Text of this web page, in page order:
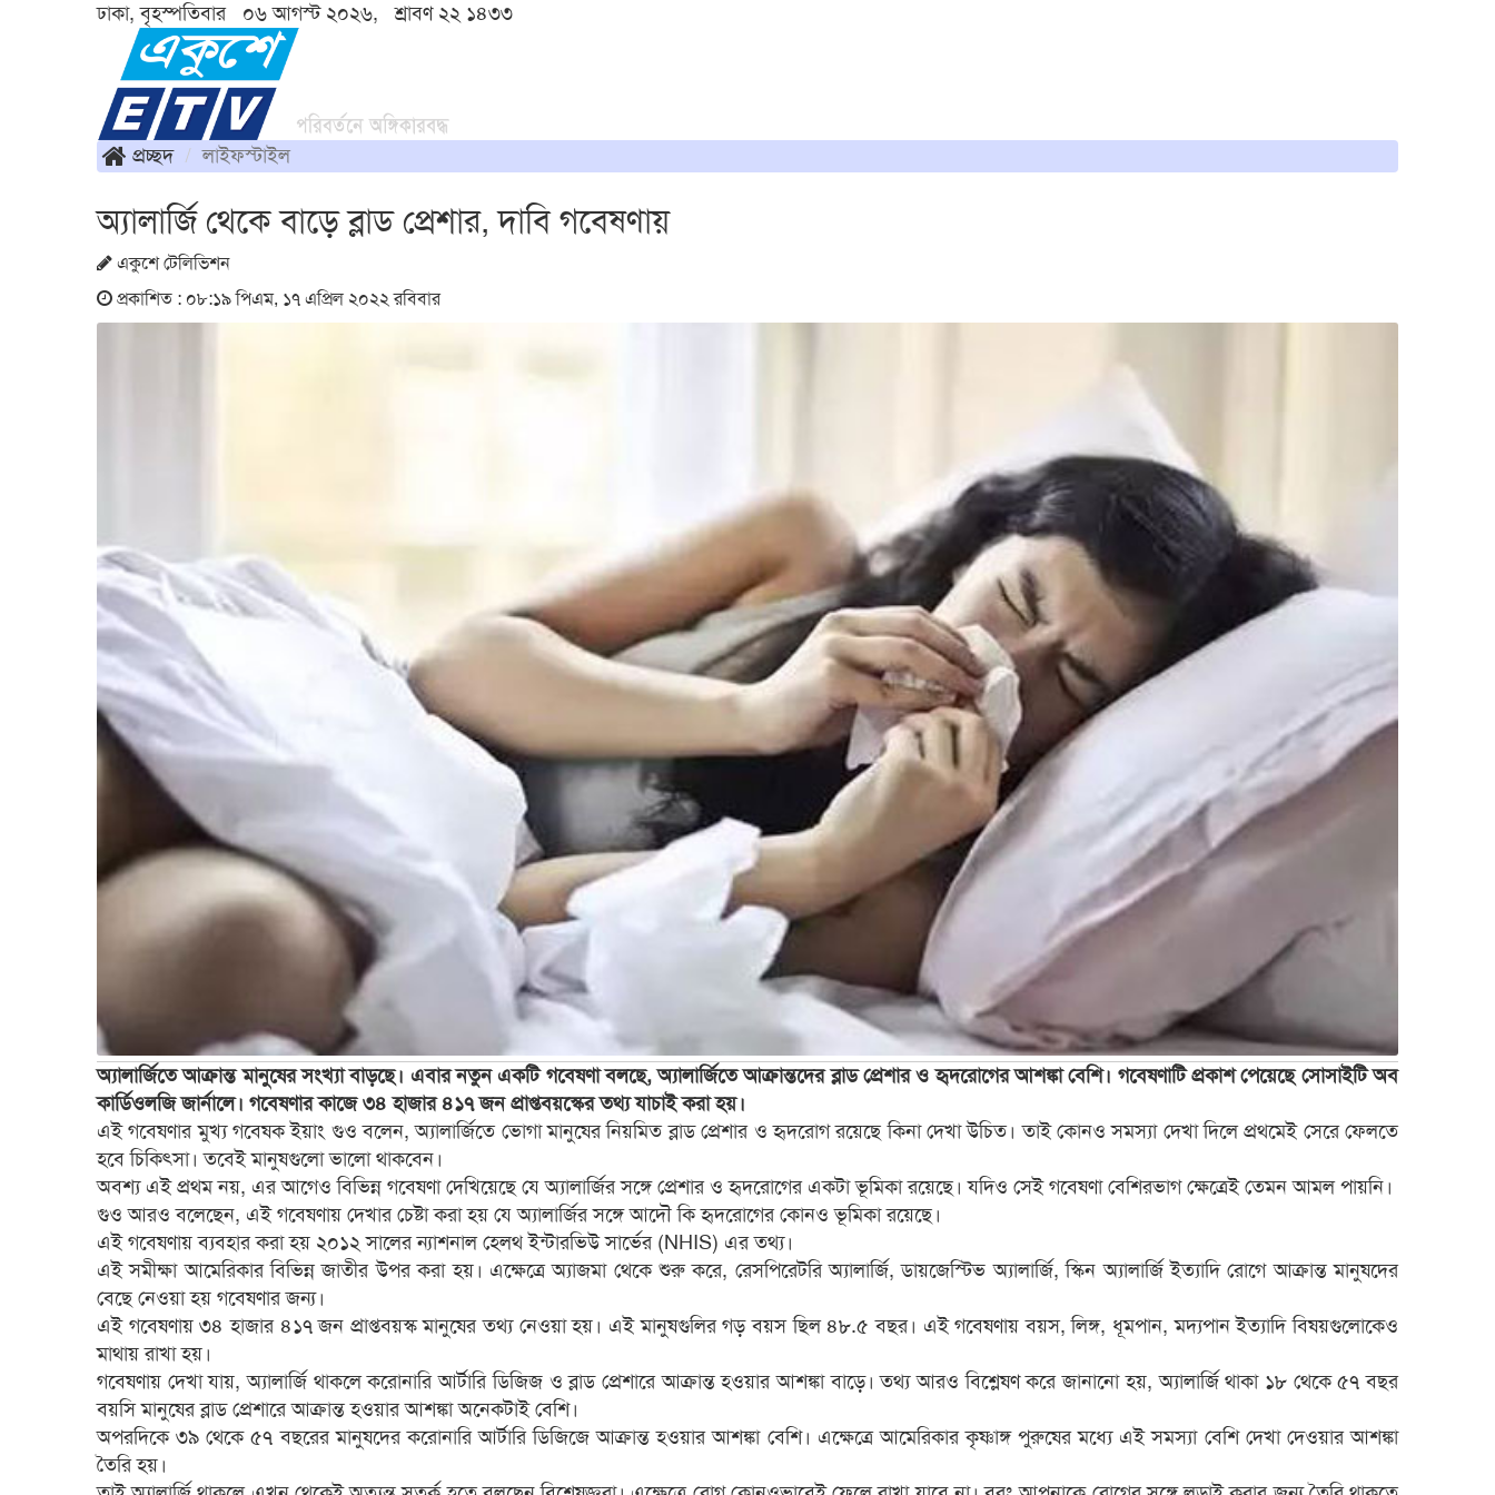
ঢাকা, বৃহস্পতিবার ০৬ আগস্ট ২০২৬, শ্রাবণ ২২ ১৪৩৩
প্রচ্ছদ লাইফস্টাইল
অ্যালার্জি থেকে বাড়ে ব্লাড প্রেশার, দাবি গবেষণায়
একুশে টেলিভিশন
প্রকাশিত : ০৮:১৯ পিএম, ১৭ এপ্রিল ২০২২ রবিবার
অ্যালার্জিতে আক্রান্ত মানুষের সংখ্যা বাড়ছে। এবার নতুন একটি গবেষণা বলছে, অ্যালার্জিতে আক্রান্তদের ব্লাড প্রেশার ও হৃদরোগের আশঙ্কা বেশি। গবেষণাটি প্রকাশ পেয়েছে সোসাইটি অব
কার্ডিওলজি জার্নালে। গবেষণার কাজে ৩৪ হাজার ৪১৭ জন প্রাপ্তবয়স্কের তথ্য যাচাই করা হয়।
এই গবেষণার মুখ্য গবেষক ইয়াং গুও বলেন, অ্যালার্জিতে ভোগা মানুষের নিয়মিত ব্লাড প্রেশার ও হৃদরোগ রয়েছে কিনা দেখা উচিত। তাই কোনও সমস্যা দেখা দিলে প্রথমেই সেরে ফেলতে
হবে চিকিৎসা। তবেই মানুষগুলো ভালো থাকবেন।
অবশ্য এই প্রথম নয়, এর আগেও বিভিন্ন গবেষণা দেখিয়েছে যে অ্যালার্জির সঙ্গে প্রেশার ও হৃদরোগের একটা ভূমিকা রয়েছে। যদিও সেই গবেষণা বেশিরভাগ ক্ষেত্রেই তেমন আমল পায়নি।
গুও আরও বলেছেন, এই গবেষণায় দেখার চেষ্টা করা হয় যে অ্যালার্জির সঙ্গে আদৌ কি হৃদরোগের কোনও ভূমিকা রয়েছে।
এই গবেষণায় ব্যবহার করা হয় ২০১২ সালের ন্যাশনাল হেলথ ইন্টারভিউ সার্ভের (NHIS) এর তথ্য।
এই সমীক্ষা আমেরিকার বিভিন্ন জাতীর উপর করা হয়। এক্ষেত্রে অ্যাজমা থেকে শুরু করে, রেসপিরেটরি অ্যালার্জি, ডায়জেস্টিভ অ্যালার্জি, স্কিন অ্যালার্জি ইত্যাদি রোগে আক্রান্ত মানুষদের
বেছে নেওয়া হয় গবেষণার জন্য।
এই গবেষণায় ৩৪ হাজার ৪১৭ জন প্রাপ্তবয়স্ক মানুষের তথ্য নেওয়া হয়। এই মানুষগুলির গড় বয়স ছিল ৪৮.৫ বছর। এই গবেষণায় বয়স, লিঙ্গ, ধূমপান, মদ্যপান ইত্যাদি বিষয়গুলোকেও
মাথায় রাখা হয়।
গবেষণায় দেখা যায়, অ্যালার্জি থাকলে করোনারি আর্টারি ডিজিজ ও ব্লাড প্রেশারে আক্রান্ত হওয়ার আশঙ্কা বাড়ে। তথ্য আরও বিশ্লেষণ করে জানানো হয়, অ্যালার্জি থাকা ১৮ থেকে ৫৭ বছর
বয়সি মানুষের ব্লাড প্রেশারে আক্রান্ত হওয়ার আশঙ্কা অনেকটাই বেশি।
অপরদিকে ৩৯ থেকে ৫৭ বছরের মানুষদের করোনারি আর্টারি ডিজিজে আক্রান্ত হওয়ার আশঙ্কা বেশি। এক্ষেত্রে আমেরিকার কৃষ্ণাঙ্গ পুরুষের মধ্যে এই সমস্যা বেশি দেখা দেওয়ার আশঙ্কা
তৈরি হয়।